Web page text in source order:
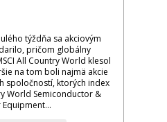
týždňa sa akciovým
pričom globálny
All Country World klesol
na tom boli najmä akcie
spoločností, ktorých index
World Semiconductor &